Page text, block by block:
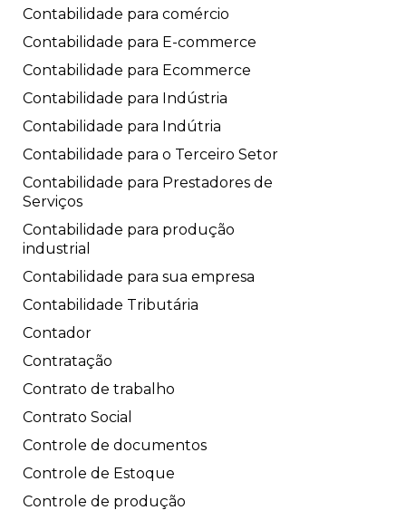
Contabilidade para comércio
Contabilidade para E-commerce
Contabilidade para Ecommerce
Contabilidade para Indústria
Contabilidade para Indútria
Contabilidade para o Terceiro Setor
Contabilidade para Prestadores de
Serviços
Contabilidade para produção
industrial
Contabilidade para sua empresa
Contabilidade Tributária
Contador
Contratação
Contrato de trabalho
Contrato Social
Controle de documentos
Controle de Estoque
Controle de produção